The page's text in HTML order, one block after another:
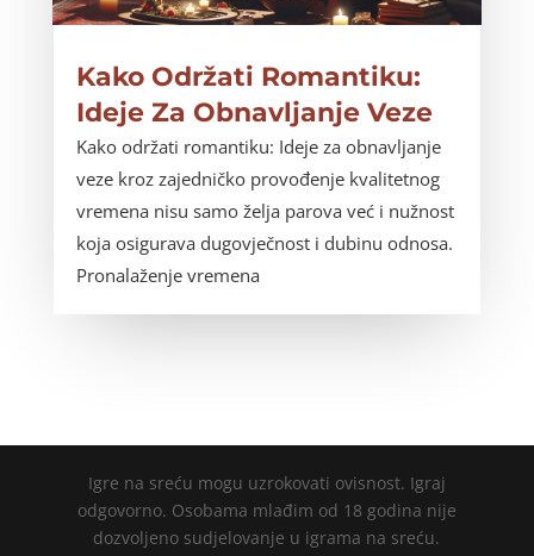
Kako Održati Romantiku:
Ideje Za Obnavljanje Veze
Kako održati romantiku: Ideje za obnavljanje
veze kroz zajedničko provođenje kvalitetnog
vremena nisu samo želja parova već i nužnost
koja osigurava dugovječnost i dubinu odnosa.
Pronalaženje vremena
Igre na sreću mogu uzrokovati ovisnost. Igraj
odgovorno. Osobama mlađim od 18 godina nije
dozvoljeno sudjelovanje u igrama na sreću.